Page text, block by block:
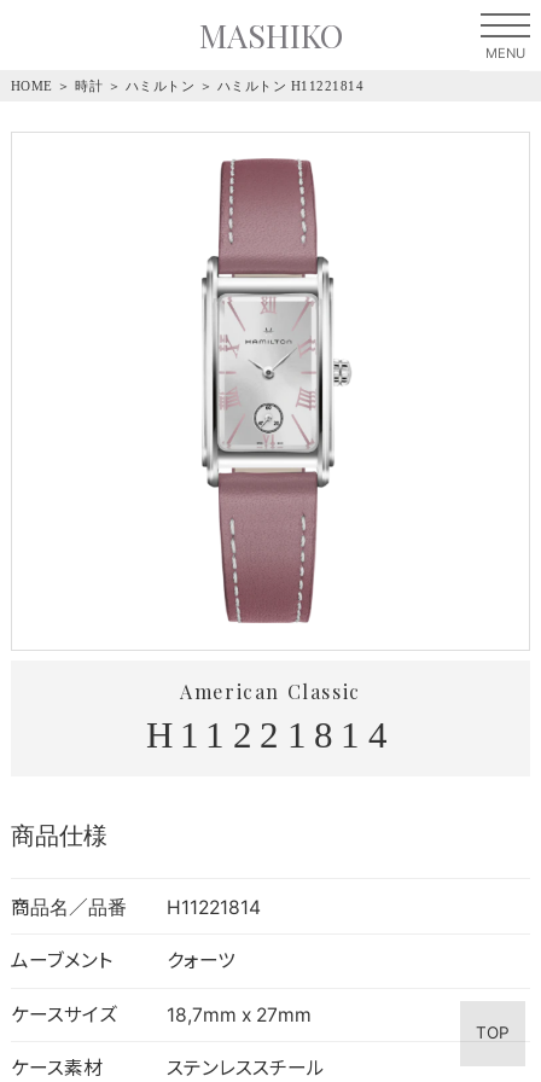
MASHIKO
HOME ＞ 時計 ＞ ハミルトン ＞ ハミルトン H11221814
American Classic
H11221814
商品仕様
商品名／品番 H11221814
ムーブメント クォーツ
ケースサイズ 18,7mm x 27mm
ケース素材 ステンレススチール
TOP